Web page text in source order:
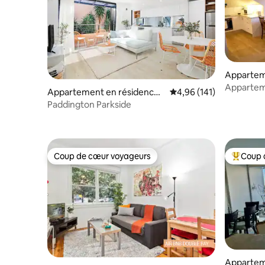
Appartement en résidence ⋅
Paddington
Évaluation moyenne
4,96 (141)
Paddington Parkside
Coup de cœur voyageurs
Coup de cœur voyageurs Coups
Coup